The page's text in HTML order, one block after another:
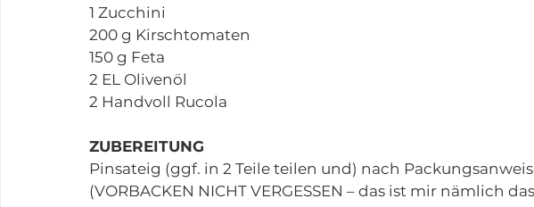
1 Zucchini
200 g Kirschtomaten
150 g Feta
2 EL Olivenöl
2 Handvoll Rucola
ZUBEREITUNG
Pinsateig (ggf. in 2 Teile teilen und) nach
(VORBACKEN NICHT VERGESSEN – das ist mir nämlich